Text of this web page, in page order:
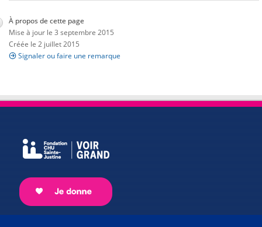
À propos de cette page
Mise à jour le 3 septembre 2015
Créée le 2 juillet 2015
Signaler ou faire une remarque